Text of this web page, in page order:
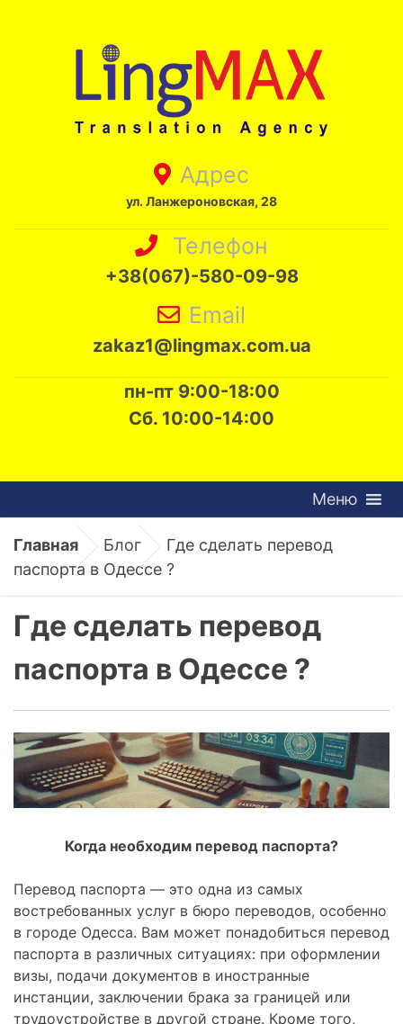
Адрес
ул. Ланжероновская, 28
Телефон
+38(067)-580-09-98
Email
zakaz1@lingmax.com.ua
пн-пт 9:00-18:00
Сб. 10:00-14:00
Меню
Главная Блог Где сделать перевод
паспорта в Одессе ?
Где сделать перевод
паспорта в Одессе ?
Когда необходим перевод паспорта?
Перевод паспорта — это одна из самых
востребованных услуг в бюро переводов, особенно
в городе Одесса. Вам может понадобиться перевод
паспорта в различных ситуациях: при оформлении
визы, подачи документов в иностранные
инстанции, заключении брака за границей или
трудоустройстве в другой стране. Кроме того,